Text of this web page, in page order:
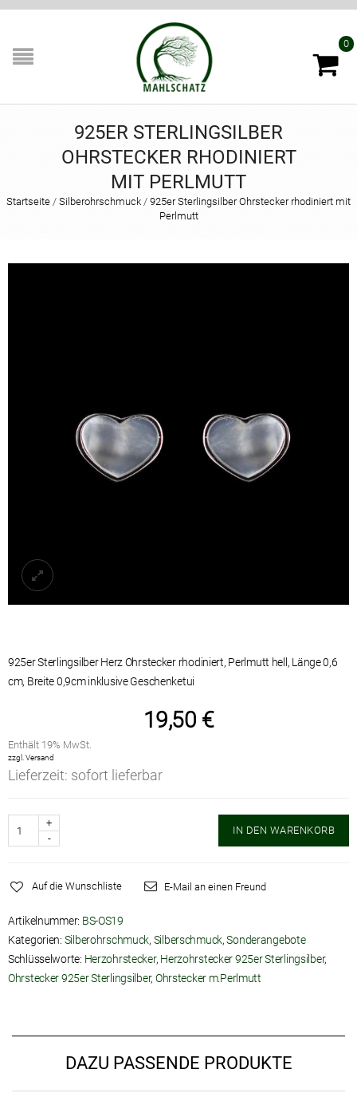
0
925ER STERLINGSILBER
OHRSTECKER RHODINIERT
MIT PERLMUTT
Startseite / Silberohrschmuck / 925er Sterlingsilber Ohrstecker rhodiniert mit
Perlmutt
925er Sterlingsilber Herz Ohrstecker rhodiniert, Perlmutt hell, Länge 0,6
cm, Breite 0,9cm
19,50 €
Enthält 19% MwSt.
zzgl.Versand
Lieferzeit: sofort lieferbar
IN DEN WARENKORB
Auf die Wunschliste E-Mail an einen Freund
Artikelnummer: BS-OS19
Kategorien: Silberohrschmuck, Silberschmuck,Sonderangebote
Schlüsselworte: Herzohrstecker, Herzohrstecker 925er Sterlingsilber,
Ohrstecker 925er Sterlingsilber, Ohrstecker m.Perlmutt
DAZU PASSENDE PRODUKTE